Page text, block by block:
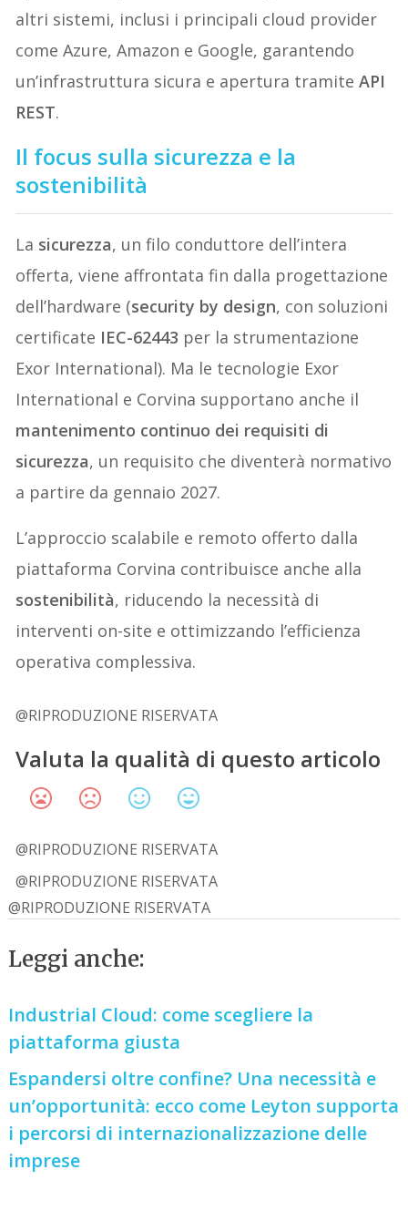
altri sistemi, inclusi i principali cloud provider
come Azure, Amazon e Google, garantendo
un’infrastruttura sicura e apertura tramiteAPI
REST.
Il focus sulla sicurezza e la
sostenibilità
La sicurezza, un filo conduttore dell’intera
offerta, viene affrontata fin dalla progettazione
dell’hardware (security by design, con soluzioni
certificate IEC-62443 per la strumentazione
Exor International). Ma le tecnologie Exor
International e Corvina supportano anche il
mantenimento continuo dei requisiti di
sicurezza, un requisito che diventerà normativo
a partire da gennaio 2027.
L’approccio scalabile e remoto offerto dalla
piattaforma Corvina contribuisce anche alla
sostenibilità, riducendo la necessità di
interventi on-site e ottimizzando l’efficienza
operativa complessiva.
@RIPRODUZIONE RISERVATA
Valuta la qualità di questo articolo
@RIPRODUZIONE RISERVATA
@RIPRODUZIONE RISERVATA
@RIPRODUZIONE RISERVATA
Leggi anche:
Industrial Cloud: come scegliere la
piattaforma giusta
Espandersi oltre confine? Una necessità e
un’opportunità: ecco come Leyton supporta
i percorsi di internazionalizzazione delle
imprese